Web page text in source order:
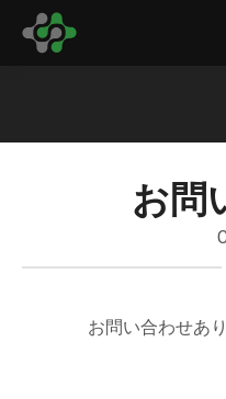
お問
お問い合わせあ